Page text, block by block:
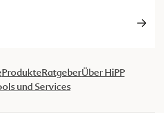
ProdukteRatgeberÜber HiPP
und Services